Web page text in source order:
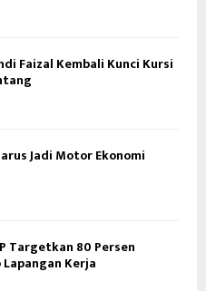
Faizal Kembali Kunci Kursi
Jadi Motor Ekonomi
Targetkan 80 Persen
Kerja